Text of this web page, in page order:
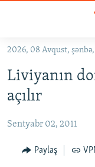
Əsas
qayıt
Əsas
naviqasiyaya
qayıt
#İZAHLA
KORRUPSIOMETR
#ƏSLINDƏ
FƏRQƏ BAX
2026, 08 Avqust,
Liviyanın
açılır
Sentyabr 02, 2011
Paylaş